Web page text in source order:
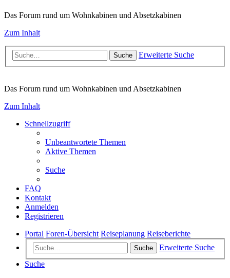
Das Forum rund um Wohnkabinen und Absetzkabinen
Zum Inhalt
Suche Erweiterte Suche
Das Forum rund um Wohnkabinen und Absetzkabinen
Zum Inhalt
Schnellzugriff
Unbeantwortete Themen
Aktive Themen
Suche
FAQ
Kontakt
Anmelden
Registrieren
Portal Foren-Übersicht Reiseplanung Reiseberichte
Suche
Erweiterte Suche
Suche